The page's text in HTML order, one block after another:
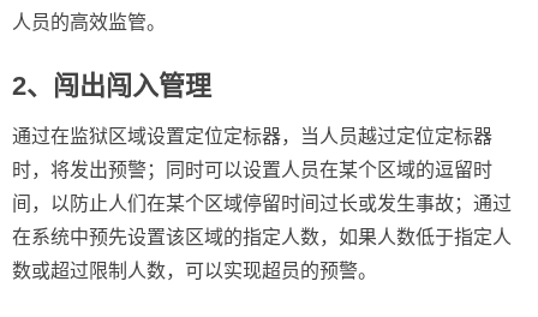
人员的高效监管。
2、闯出闯入管理
通过在监狱区域设置定位定标器，当人员越过定位定标器
时，将发出预警；同时可以设置人员在某个区域的逗留时
间，以防止人们在某个区域停留时间过长或发生事故；通过
在系统中预先设置该区域的指定人数，如果人数低于指定人
数或超过限制人数，可以实现超员的预警。